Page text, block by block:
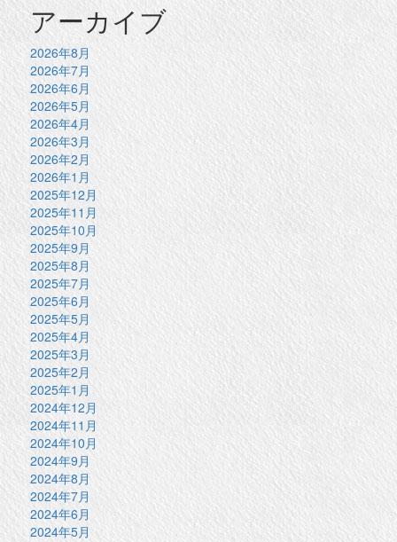
アーカイブ
2026年8月
2026年7月
2026年6月
2026年5月
2026年4月
2026年3月
2026年2月
2026年1月
2025年12月
2025年11月
2025年10月
2025年9月
2025年8月
2025年7月
2025年6月
2025年5月
2025年4月
2025年3月
2025年2月
2025年1月
2024年12月
2024年11月
2024年10月
2024年9月
2024年8月
2024年7月
2024年6月
2024年5月